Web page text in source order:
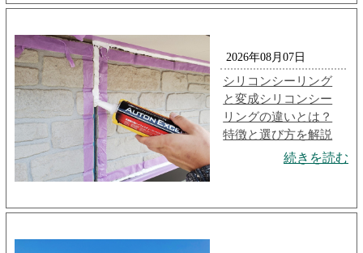
2026年08月07日
シリコンシーリング
と変成シリコンシー
リングの違いとは？
特徴と選び方を解説
続きを読む